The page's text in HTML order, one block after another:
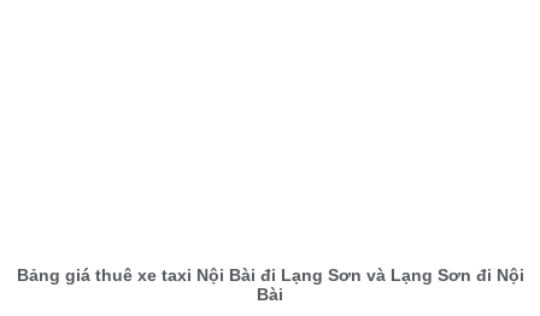
Bảng giá thuê xe taxi Nội Bài đi Lạng Sơn và Lạng Sơn đi Nội
Bài